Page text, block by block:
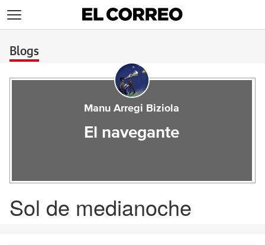
Blogs
Manu Arregi Biziola
El navegante
Sol de medianoche